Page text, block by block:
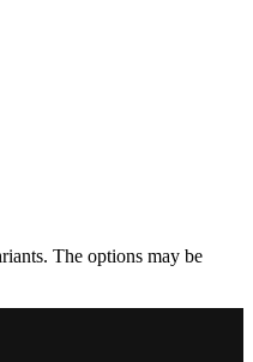
The options may be